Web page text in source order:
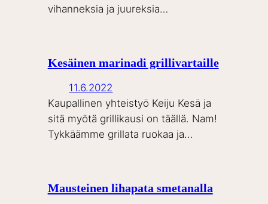
vihanneksia ja juureksia…
Kesäinen marinadi grillivartaille
11.6.2022
Kaupallinen yhteistyö Keiju Kesä ja
sitä myötä grillikausi on täällä. Nam!
Tykkäämme grillata ruokaa ja…
Mausteinen lihapata smetanalla